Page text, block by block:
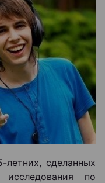
сделанных
по